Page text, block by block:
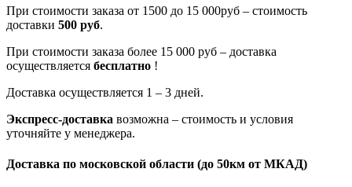
При стоимости заказа от 1500 до 15 000руб – стоимость
доставки 500 руб.
При стоимости заказа более 15 000 руб – доставка
осуществляется бесплатно !
Доставка осуществляется 1 – 3 дней.
Экспресс-доставка возможна – стоимость и условия
уточняйте у менеджера.
Доставка по московской области (до 50км от МКАД)